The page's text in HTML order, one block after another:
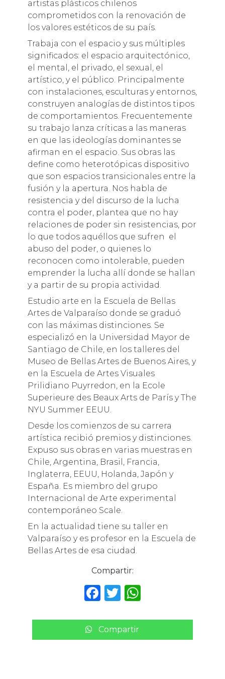
artistas plásticos chilenos
comprometidos con la renovación de
los valores estéticos de su país.
Trabaja con el espacio y sus múltiples
significados: el espacio arquitectónico,
el mental, el privado, el sexual, el
artístico, y el público. Principalmente
con instalaciones, esculturas y entornos,
construyen analogías de distintos tipos
de comportamientos. Frecuentemente
su trabajo lanza críticas a las maneras
en que las ideologías dominantes se
afirman en el espacio. Sus obras las
define como heterotópicas dispositivo
que son espacios transicionales entre la
fusión y la apertura. Nos habla de
resistencia y del discurso de la lucha
contra el poder, plantea que no hay
relaciones de poder sin resistencias, por
lo que todos aquéllos que sufren el
abuso del poder, o quienes lo
reconocen como intolerable, pueden
emprender la lucha allí donde se hallan
y a partir de su propia actividad.
Estudio arte en la Escuela de Bellas
Artes de Valparaíso donde se graduó
con las máximas distinciones. Se
especializó en la Universidad Mayor de
Santiago de Chile, en los talleres del
Museo de Bellas Artes de Buenos Aires, y
en la Escuela de Artes Visuales
Prilidiano Puyrredon, en la Ecole
Superieure des Beaux Arts de París y The
NYU Summer EEUU.
Desde los comienzos de su carrera
artística recibió premios y distinciones.
Expuso sus obras en varias muestras en
Chile, Argentina, Brasil, Francia,
Inglaterra, EEUU, Holanda, Japón y
España. Es miembro del grupo
Internacional de Arte experimental
contemporáneo Scale.
En la actualidad tiene su taller en
Valparaíso y es profesor en la Escuela de
Bellas Artes de esa ciudad.
Compartir:
F
c
e
T
it
te
W
a
ts
Compartir